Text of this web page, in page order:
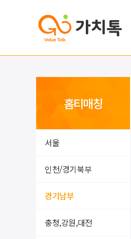
홈티매칭
서울
인천/경기북부
경기남부
충청,강원,대전